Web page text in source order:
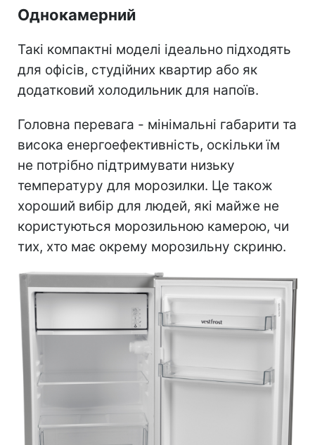
Однокамерний
Такі компактні моделі ідеально підходять
для офісів, студійних квартир або як
додатковий холодильник для напоїв.
Головна перевага - мінімальні габарити та
висока енергоефективність, оскільки їм
не потрібно підтримувати низьку
температуру для морозилки. Це також
хороший вибір для людей, які майже не
користуються морозильною камерою, чи
тих, хто має окрему морозильну скриню.